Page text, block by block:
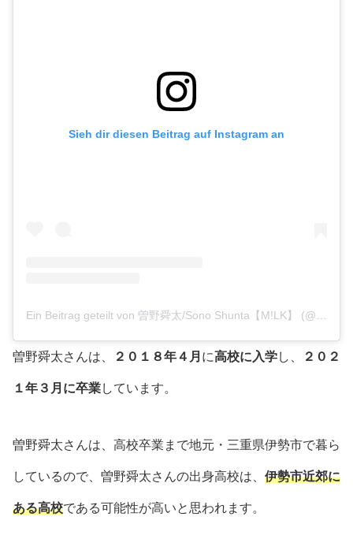
Sieh dir diesen Beitrag auf Instagram an
曽野舜太さんは、 ２０１８年４月 に高校に入学し、 ２０２
１年３月に卒業しています。
曽野舜太さんは、高校卒業まで地元・三重県伊勢市で暮ら
しているので、曽野舜太さんの出身高校は、 伊勢市近郊に
ある高校である可能性が高いと思われます。